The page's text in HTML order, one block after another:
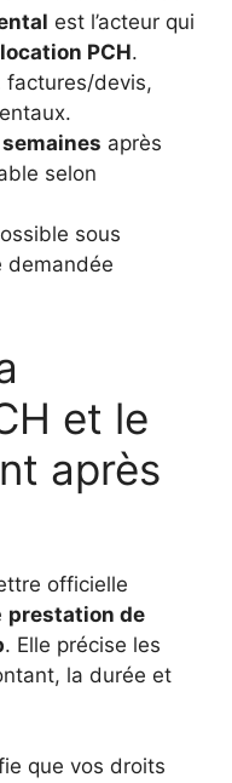
est l’acteur qui
PCH.
factures/devis,
après
selon
sous
demandée
et le
après
officielle
prestation de
. Elle précise les
la durée et
que vos droits